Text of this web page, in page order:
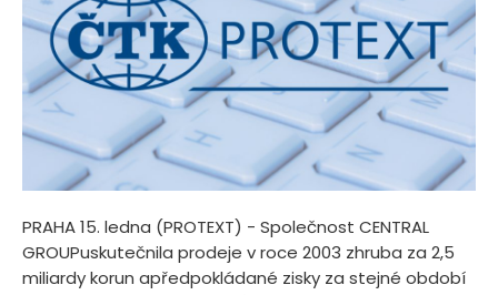
PRAHA 15. ledna (PROTEXT) - Společnost CENTRAL
GROUPuskutečnila prodeje v roce 2003 zhruba za 2,5
miliardy korun apředpokládané zisky za stejné období